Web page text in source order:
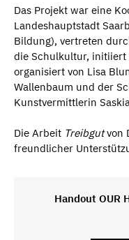
Das Projekt war eine
Landeshauptstadt
Bildung), vertreten
die Schulkultur, initiiert
organisiert von Lisa
Wallenbaum und der
Kunstvermittlerin
Die Arbeit Treibgutvon
freundlicher
Handout OUR